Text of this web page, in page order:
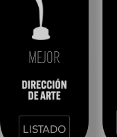
MEJOR
LISTADO